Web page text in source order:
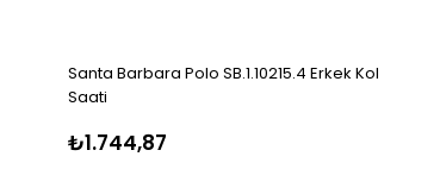
Santa Barbara Polo SB.1.10215.4 Erkek Kol
Saati
₺1.744,87